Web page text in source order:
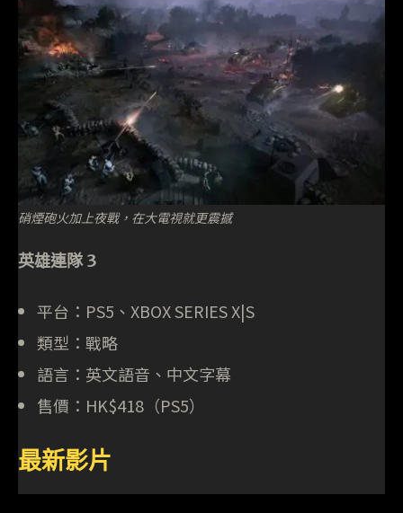
硝煙砲火加上夜戰，在大電視就更震撼
英雄連隊 3
平台：PS5、XBOX SERIES X|S
類型：戰略
語言：英文語音、中文字幕
售價：HK$418（PS5）
最新影片